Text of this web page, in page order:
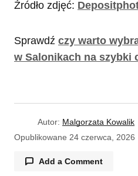
Źródło zdjęć:
Sprawdź czy warto
w Salonikach na szybki
Autor: Malgorzata Kowalik
Opublikowane 24 czerwca, 2026
Add a Comment